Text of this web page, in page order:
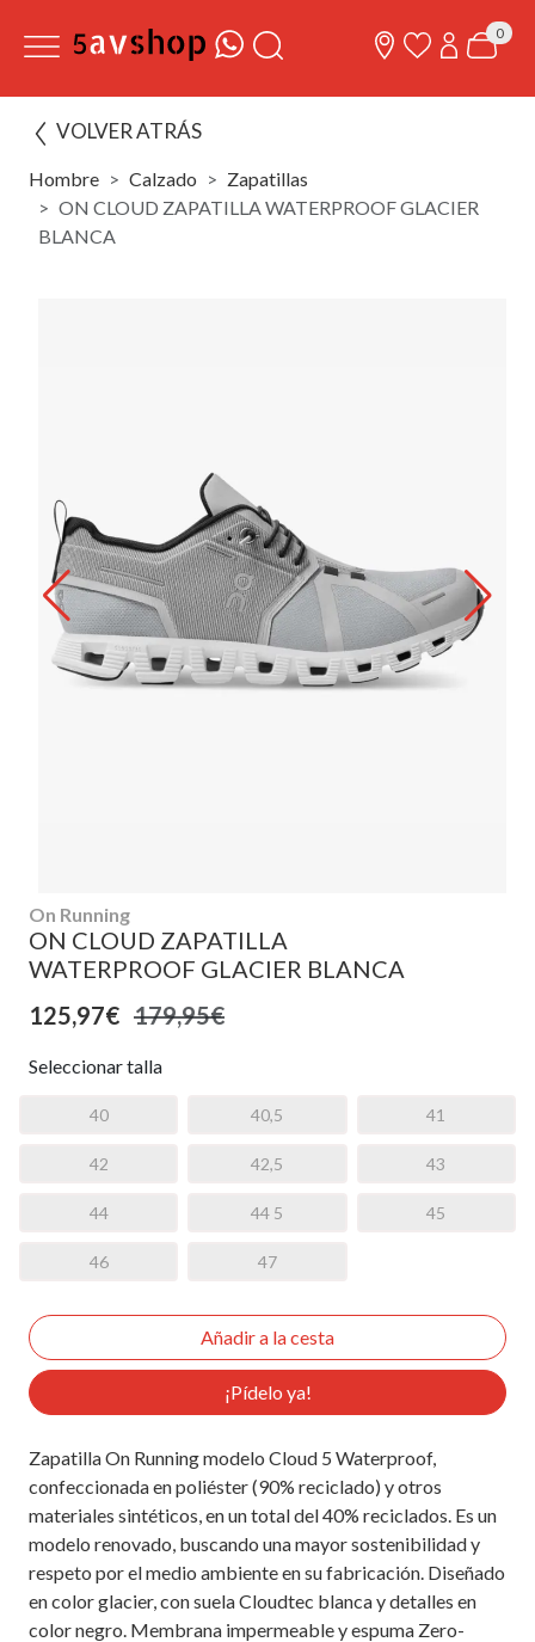
0
VOLVER ATRÁS
Hombre Calzado
Zapatillas
ON CLOUD ZAPATILLA WATERPROOF GLACIER
BLANCA
On Running
ON CLOUD ZAPATILLA
WATERPROOF GLACIER BLANCA
125,97€ 179,95€
Seleccionar talla
40 40,5 41
42 42,5 43
44 44 5 45
46 47
¡Pídelo ya!
Zapatilla On Running modelo Cloud 5 Waterproof,
confeccionada en poliéster (90% reciclado) y otros
materiales sintéticos, en un total del 40% reciclados. Es un
modelo renovado, buscando una mayor sostenibilidad y
respeto por el medio ambiente en su fabricación. Diseñado
en color glacier, con suela Cloudtec blanca y detalles en
color negro. Membrana impermeable y espuma Zero-